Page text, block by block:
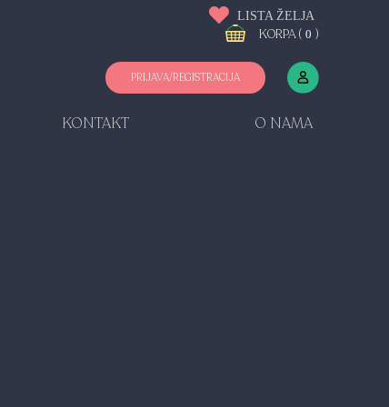
PRIJAVA/REGISTRACIJA
LISTA ŽELJA
KORPA ( 0 )
KONTAKT O NAMA